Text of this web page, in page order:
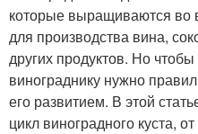
которые выращиваются во
для производства вина,
других продуктов. Но
винограднику нужно
его развитием. В этой
цикл виноградного куста,